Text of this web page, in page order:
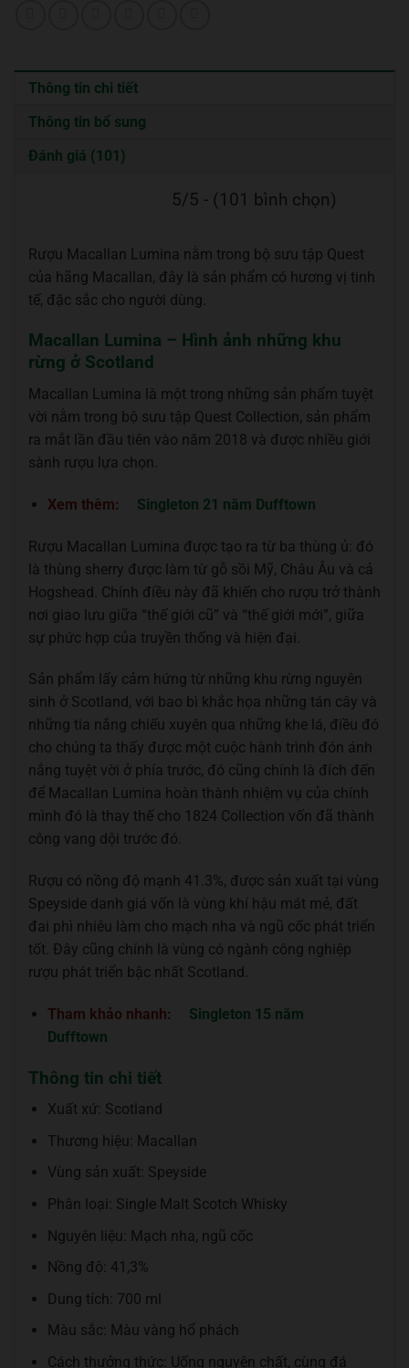
Thông tin chi tiết
Thông tin bổ sung
Đánh giá (101)
5/5 - (101 bình chọn)
Rượu Macallan Lumina nằm trong bộ sưu tập Quest
của hãng Macallan, đây là sản phẩm có hương vị tinh
tế, đặc sắc cho người dùng.
Macallan Lumina – Hình ảnh những khu
rừng ở Scotland
Macallan Lumina là một trong những sản phẩm tuyệt
vời nằm trong bộ sưu tập Quest Collection, sản phẩm
ra mắt lần đầu tiên vào năm 2018 và được nhiều giới
sành rượu lựa chọn.
Xem thêm: Singleton 21 năm Dufftown
Rượu Macallan Lumina được tạo ra từ ba thùng ủ: đó
là thùng sherry được làm từ gỗ sồi Mỹ, Châu Âu và cả
Hogshead. Chính điều này đã khiến cho rượu trở thành
nơi giao lưu giữa “thế giới cũ” và “thế giới mới”, giữa
sự phức hợp của truyền thống và hiện đại.
Sản phẩm lấy cảm hứng từ những khu rừng nguyên
sinh ở Scotland, với bao bì khắc họa những tán cây và
những tia nắng chiếu xuyên qua những khe lá, điều đó
cho chúng ta thấy được một cuộc hành trình đón ánh
nắng tuyệt vời ở phía trước, đó cũng chính là đích đến
để Macallan Lumina hoàn thành nhiệm vụ của chính
mình đó là thay thế cho 1824 Collection vốn đã thành
công vang dội trước đó.
Rượu có nồng độ mạnh 41.3%, được sản xuất tại vùng
Speyside danh giá vốn là vùng khí hậu mát mẻ, đất
đai phì nhiêu làm cho mạch nha và ngũ cốc phát triển
tốt. Đây cũng chính là vùng có ngành công nghiệp
rượu phát triển bậc nhất Scotland.
Tham khảo nhanh:
Singleton 15 năm
Dufftown
Thông tin chi tiết
Xuất xứ: Scotland
Thương hiệu: Macallan
Vùng sản xuất: Speyside
Phân loại: Single Malt Scotch Whisky
Nguyên liệu: Mạch nha, ngũ cốc
Nồng độ: 41,3%
Dung tích: 700 ml
Màu sắc: Màu vàng hổ phách
Cách thưởng thức: Uống nguyên chất, cùng đá